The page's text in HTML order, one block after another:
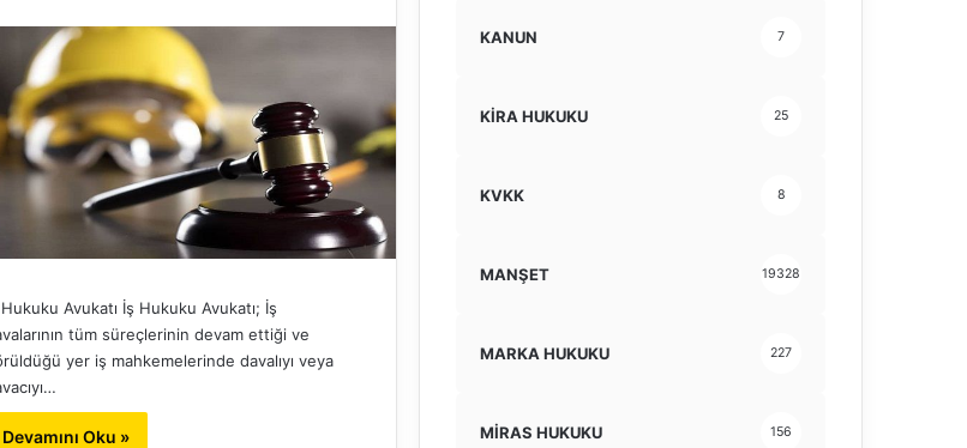
Avukatı İş Hukuku Avukatı; İş
tüm süreçlerinin devam ettiği ve
yer iş mahkemelerinde davalıyı veya
Devamını Oku »
KANUN 7
KİRA HUKUKU 25
KVKK 8
MANŞET 19328
MARKA HUKUKU 227
MİRAS HUKUKU 156